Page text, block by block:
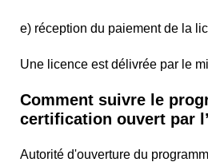
e) réception du paiement de la
Une licence est délivrée par le
Comment suivre le
certification ouvert par
Autorité d'ouverture du